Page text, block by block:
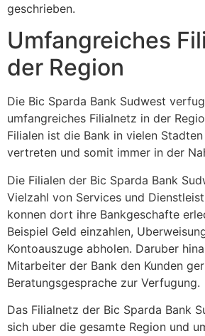
geschrieben.
Umfangreiches
der Region
Die Bic Sparda Bank Sudwest
umfangreiches Filialnetz in der
Filialen ist die Bank in vielen
vertreten und somit immer in der
Die Filialen der Bic Sparda Bank
Vielzahl von Services und
konnen dort ihre Bankgeschafte
Beispiel Geld einzahlen,
Kontoauszuge abholen. Daruber
Mitarbeiter der Bank den Kunden
Beratungsgesprache zur Verfugung.
Das Filialnetz der Bic Sparda Bank
sich uber die gesamte Region und